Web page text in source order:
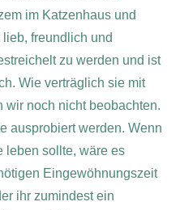
im Katzenhaus und
freundlich und
zu werden und ist
Wie verträglich sie mit
wir noch nicht beobachten.
ausprobiert werden. Wenn
leben sollte, wäre es
Eingewöhnungszeit
ihr zumindest ein